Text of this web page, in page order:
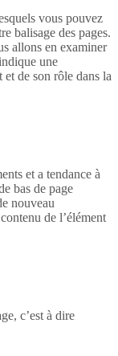
vous pouvez
balisage des pages.
allons en examiner
une
de son rôle dans la
et a tendance à
bas de page
nouveau
de l’élément
c’est à dire